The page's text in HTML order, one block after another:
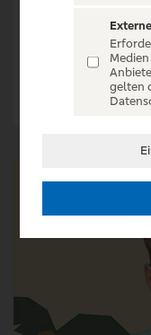
gelten